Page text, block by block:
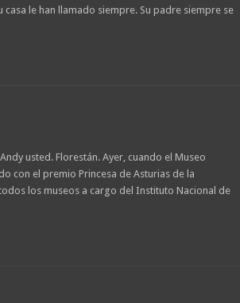
le han llamado siempre. Su padre siempre se
usted. Florestán. Ayer, cuando el Museo
con el premio Princesa de Asturias de la
los museos a cargo del Instituto Nacional de